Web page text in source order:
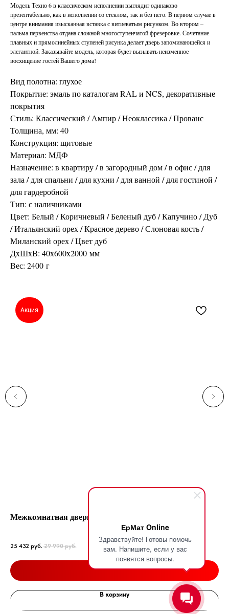
ЕрМат Online
Здравствуйте! Готовы помочь
вам. Напишите, если у вас
появятся вопросы.
Модель Техно 6 в классическом исполнении выглядит одинаково
презентабельно, как в исполнении со стеклом, так и без него. В первом случае в
центре внимания изысканная вставка с витиеватым рисунком. Во втором –
пальма первенства отдана сложной многоступенчатой фрезеровке. Сочетание
плавных и прямолинейных ступеней рисунка делает дверь запоминающейся и
элегантной. Заказывайте модель, которая будет вызывать неизменное
восхищение гостей Вашего дома!
Вид полотна: глухое
Покрытие: эмаль по каталогам RAL и NCS, декоративные
покрытия
Стиль: Классический / Ампир / Неоклассика / Прованс
Толщина, мм: 40
Конструкция: щитовые
Материал: МДФ
Назначение: в квартиру / в загородный дом / в офис / для
зала / для спальни / для кухни / для ванной / для гостиной /
для гардеробной
Тип: с наличниками
Цвет: Белый / Коричневый / Беленый дуб / Капучино / Дуб
/ Итальянский орех / Красное дерево / Слоновая кость /
Миланский орех / Цвет дуб
ДxШxВ: 40x600x2000 мм
Вес: 2400 г
Акция
Межкомнатная дверь Wood Glass 03
25 432 руб. 29 990 руб.
В корзину